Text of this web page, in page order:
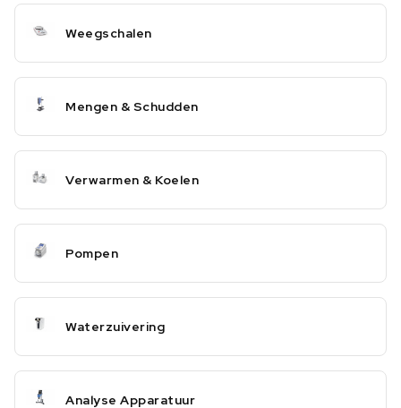
Weegschalen
Mengen & Schudden
Verwarmen & Koelen
Pompen
Waterzuivering
Analyse Apparatuur